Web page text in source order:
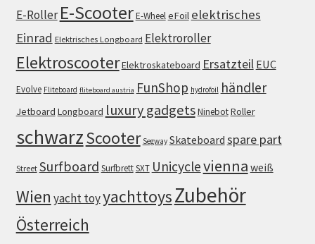
E-Roller E-ScooterE-WheeleFoil elektrisches
Einrad Elektrisches Longboard Elektroroller
ElektroscooterElektroskateboard Ersatzteil EUC
Evolve Fliteboard fliteboard austria FunShop hydrofoil händler
Jetboard Longboard luxury gadgetsNinebotRoller
schwarzScooter Segway Skateboard spare part
Street Surfboard SurfbrettSXT Unicyclevienna weiß
Wien yacht toyyachttoysZubehör
Österreich